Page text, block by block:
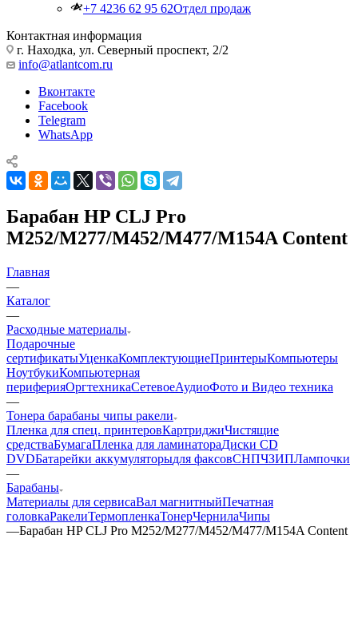
+7 4236 62 95 62Отдел продаж
Контактная информация
г. Находка, ул. Северный проспект, 2/2
info@atlantcom.ru
Вконтакте
Facebook
Telegram
WhatsApp
Барабан HP CLJ Pro
M252/M277/M452/M477/M154A Content
Главная
—
Каталог
—
Расходные материалы
Подарочные
сертификатыУценкаКомплектующиеПринтерыКомпьютеры
НоутбукиКомпьютерная
периферияОргтехникаСетевоеАудиоФото и Видео техника
—
Тонера барабаны чипы ракели
Пленка для спец. принтеровКартриджиЧистящие
средстваБумагаПленка для ламинатораДиски CD
DVDБатарейки аккумуляторыдля факсовСНПЧЗИПЛампочки
—
Барабаны
Материалы для сервисаВал магнитныйПечатная
головкаРакелиТермопленкаТонерЧернилаЧипы
—Барабан HP CLJ Pro M252/M277/M452/M477/M154A Content